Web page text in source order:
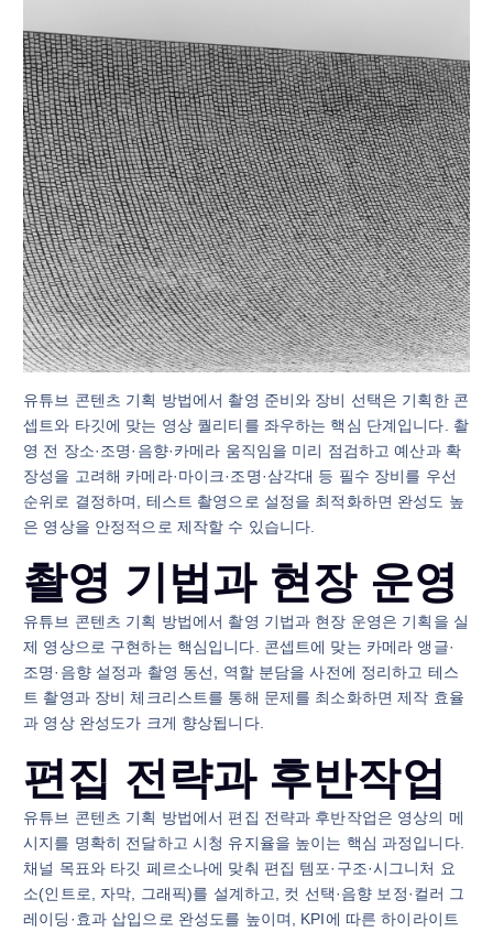
유튜브 콘텐츠 기획 방법에서 촬영 준비와 장비 선택은 기획한 콘
셉트와 타깃에 맞는 영상 퀄리티를 좌우하는 핵심 단계입니다. 촬
영 전 장소·조명·음향·카메라 움직임을 미리 점검하고 예산과 확
장성을 고려해 카메라·마이크·조명·삼각대 등 필수 장비를 우선
순위로 결정하며, 테스트 촬영으로 설정을 최적화하면 완성도 높
은 영상을 안정적으로 제작할 수 있습니다.
촬영 기법과 현장 운영
유튜브 콘텐츠 기획 방법에서 촬영 기법과 현장 운영은 기획을 실
제 영상으로 구현하는 핵심입니다. 콘셉트에 맞는 카메라 앵글·
조명·음향 설정과 촬영 동선, 역할 분담을 사전에 정리하고 테스
트 촬영과 장비 체크리스트를 통해 문제를 최소화하면 제작 효율
과 영상 완성도가 크게 향상됩니다.
편집 전략과 후반작업
유튜브 콘텐츠 기획 방법에서 편집 전략과 후반작업은 영상의 메
시지를 명확히 전달하고 시청 유지율을 높이는 핵심 과정입니다.
채널 목표와 타깃 페르소나에 맞춰 편집 템포·구조·시그니처 요
소(인트로, 자막, 그래픽)를 설계하고, 컷 선택·음향 보정·컬러 그
레이딩·효과 삽입으로 완성도를 높이며, KPI에 따른 하이라이트